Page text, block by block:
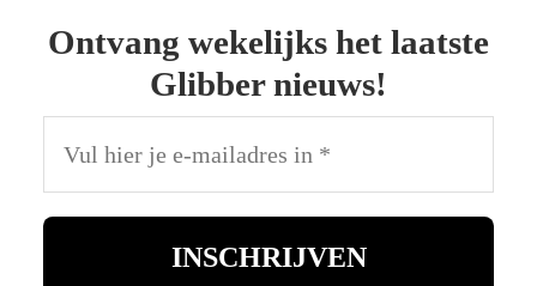
Ontvang wekelijks het laatste
Glibber nieuws!